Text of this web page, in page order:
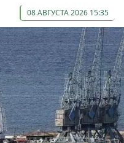
08 АВГУСТА 2026 15:35